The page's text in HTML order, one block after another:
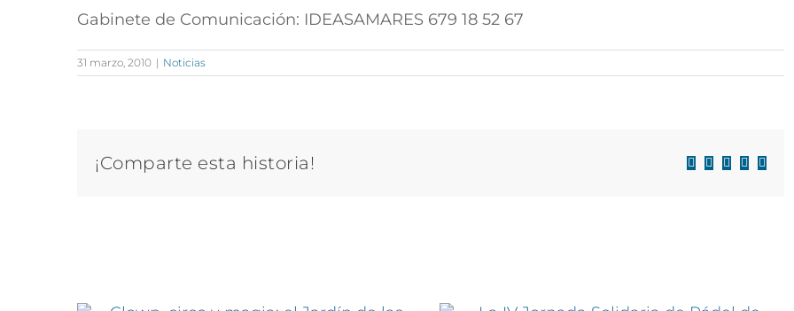
Gabinete de Comunicación: IDEASAMARES 679 18 52 67
31 marzo, 2010 | Noticias
¡Comparte esta historia! Facebook
X LinkedIn
WhatsApp
Correo